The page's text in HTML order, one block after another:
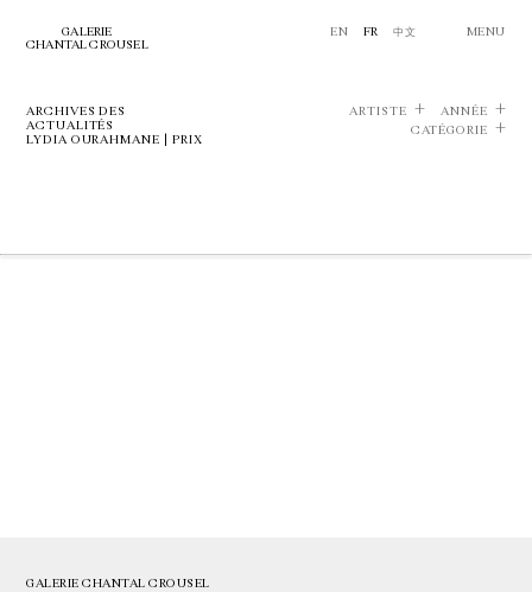
GALERIE
CHANTAL CROUSEL
EN FR 中文 MENU
ARCHIVES DES
ACTUALITÉS
LYDIA OURAHMANE | PRIX
ARTISTE
ANNÉE
CATÉGORIE
GALERIE CHANTAL CROUSEL